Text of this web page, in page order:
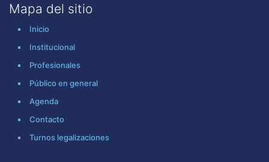
Mapa del sitio
Inicio
Institucional
Profesionales
Público en general
Agenda
Contacto
Turnos legalizaciones